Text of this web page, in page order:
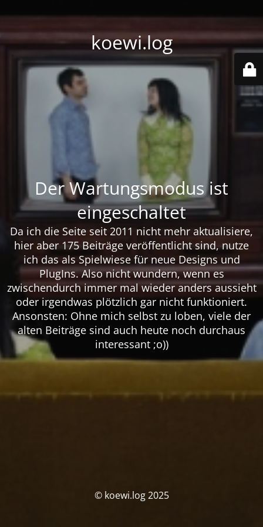
koewi.log
Der Wartungsmodus ist
eingeschaltet
Da ich die Seite seit 2011 nicht mehr aktualisiere,
hier aber 175 Beiträge veröffentlicht sind, nutze
ich das als Spielwiese für neue Designs und
PlugIns. Also nicht wundern, wenn es
zwischendurch immer mal wieder anders aussieht
oder irgendwas plötzlich gar nicht funktioniert.
Ansonsten: Ohne mich selbst zu loben, viele der
alten Beiträge sind auch heute noch durchaus
interessant ;o))
© koewi.log 2025